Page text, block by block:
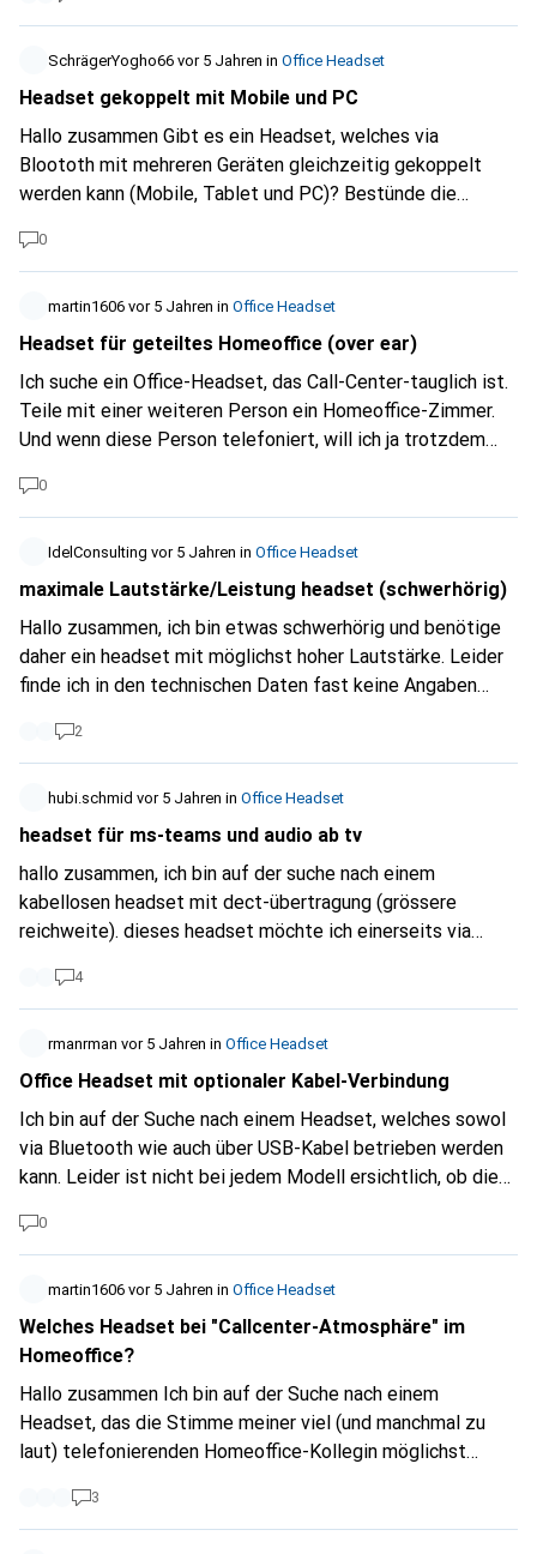
Plantronics Voyager. Wenn ich mich 5 Meter vom Laptop
entferne, wird die Audioübertragung unterbrochen. Ich
muss jedes Mal den ganzen Laptop abhängen und mich
mitsamtem Laptop im Raum bewegen. Am liebsten hätte
(wäge de Frisuur:-)) Danke für Eure Empfehlung.
SchrägerYogho66 vor 5 Jahren in Office Headset
Headset gekoppelt mit Mobile und PC
Hallo zusammen Gibt es ein Headset, welches via
Bloototh mit mehreren Geräten gleichzeitig gekoppelt
werden kann (Mobile, Tablet und PC)? Bestünde die
integrieren? Und abschliessend - welche Modelle sind
hierzu geeignet? Danke im Voraus!
0
martin1606 vor 5 Jahren in Office Headset
Headset für geteiltes Homeoffice (over ear)
Ich suche ein Office-Headset, das Call-Center-tauglich ist.
Teile mit einer weiteren Person ein Homeoffice-Zimmer.
Und wenn diese Person telefoniert, will ich ja trotzdem
meinem Videocall etwas erzähle. Am liebsten hätte ich ein
Over-Ear-Headset, mit dem ich auch noch in guter Qualität
Musik hören kann. Das Jabra Evolve2 85 gibt's ... was noch?
0
IdelConsulting vor 5 Jahren in Office Headset
maximale Lautstärke/Leistung headset (schwerhörig)
Hallo zusammen, ich bin etwas schwerhörig und benötige
daher ein headset mit möglichst hoher Lautstärke. Leider
finde ich in den technischen Daten fast keine Angaben
laute headsets empfehlen?
2
hubi.schmid vor 5 Jahren in Office Headset
headset für ms-teams und audio ab tv
hallo zusammen, ich bin auf der suche nach einem
kabellosen headset mit dect-übertragung (grössere
reichweite). dieses headset möchte ich einerseits via
kopfhörer am tv-gerät. am notebook gehts natürlich über
usb an die basisstation und am tv-gerät habe ich einen
3.5mm klinkeanschluss. würde für diese 2
verwendungszwecke ein jabra pro 930 funktionieren oder
vielleicht auch über einen adapter von klinke auf
usb....wenn's das überhaupt gibt. besten dank zum voraus.
4
rmanrman vor 5 Jahren in Office Headset
Office Headset mit optionaler Kabel-Verbindung
Ich bin auf der Suche nach einem Headset, welches sowol
via Bluetooth wie auch über USB-Kabel betrieben werden
kann. Leider ist nicht bei jedem Modell ersichtlich, ob dies
0
martin1606 vor 5 Jahren in Office Headset
Welches Headset bei "Callcenter-Atmosphäre" im
Homeoffice?
Hallo zusammen Ich bin auf der Suche nach einem
Headset, das die Stimme meiner viel (und manchmal zu
laut) telefonierenden Homeoffice-Kollegin möglichst
funktioniert das ganz ordentlich, so lange ich auf Mute bin.
Aber wenn ich sprechen soll, hören die Kollegen leider zu
3